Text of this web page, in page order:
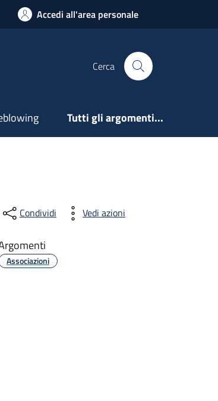
Accedi all'area personale
Cerca
Tutti gli argomenti...
Condividi Vedi azioni
Associazioni